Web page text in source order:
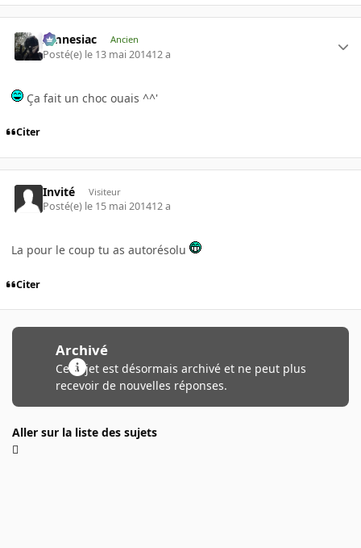
Amnesiac Ancien
Posté(e) le 13 mai 201412 a
Ça fait un choc ouais ^^'
Citer
Invité Visiteur
Posté(e) le 15 mai 201412 a
La pour le coup tu as autorésolu
Citer
Archivé
Ce sujet est désormais archivé et ne peut plus
recevoir de nouvelles réponses.
Aller sur la liste des sujets